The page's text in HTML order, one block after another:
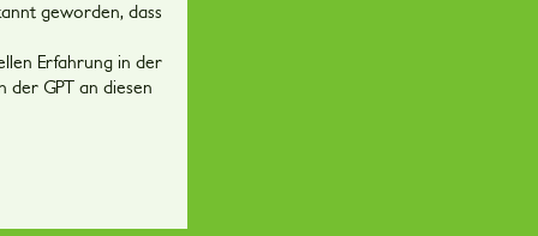
geworden, dass
Erfahrung in der
GPT an diesen